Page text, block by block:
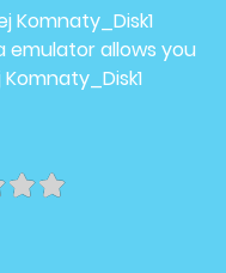
Komnaty_Disk1
emulator allows you